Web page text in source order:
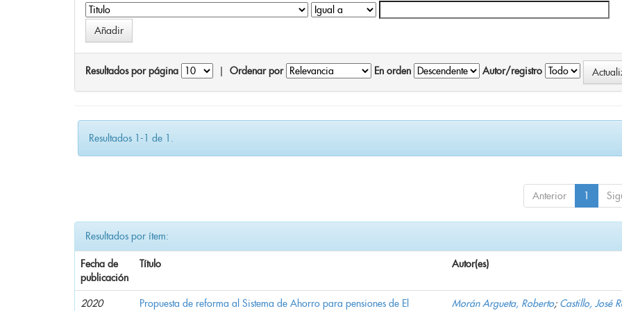
Resultados por página Ordenar por En orden Autor/registro
Resultados 1-1 de 1.
Anterior 1
Resultados por ítem:
Fecha de
publicación
Título Autor(es)
2020 Propuesta de reforma al Sistema de Ahorro para pensiones de El Morán Argueta, Roberto; Castillo, José